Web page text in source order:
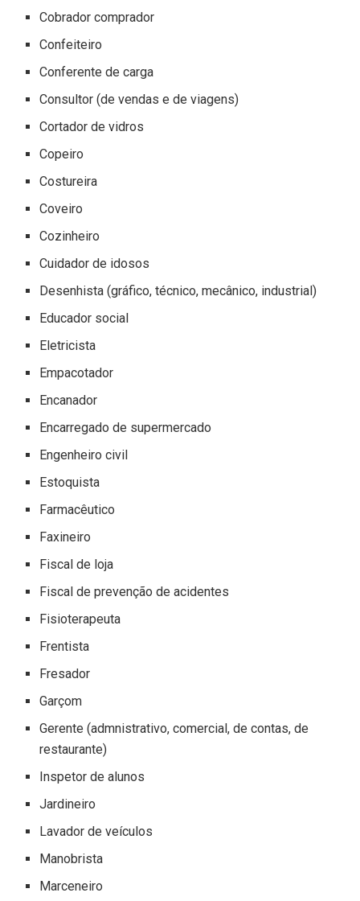
Cobrador comprador
Confeiteiro
Conferente de carga
Consultor (de vendas e de viagens)
Cortador de vidros
Copeiro
Costureira
Coveiro
Cozinheiro
Cuidador de idosos
Desenhista (gráfico, técnico, mecânico, industrial)
Educador social
Eletricista
Empacotador
Encanador
Encarregado de supermercado
Engenheiro civil
Estoquista
Farmacêutico
Faxineiro
Fiscal de loja
Fiscal de prevenção de acidentes
Fisioterapeuta
Frentista
Fresador
Garçom
Gerente (admnistrativo, comercial, de contas, de
restaurante)
Inspetor de alunos
Jardineiro
Lavador de veículos
Manobrista
Marceneiro